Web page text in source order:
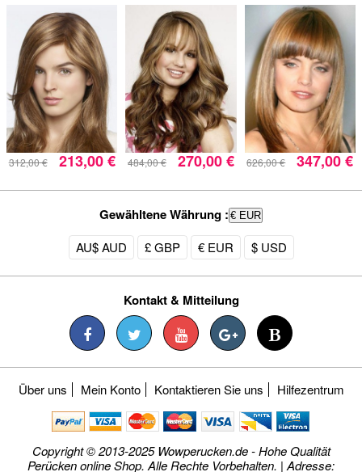
312,00 € 213,00 € 484,00 € 270,00 € 626,00 € 347,00 €
Gewähltene Währung : € EUR
AU$ AUD £ GBP € EUR $ USD
Kontakt & Mitteilung
Über uns Mein Konto Kontaktieren Sie uns Hilfezentrum
Copyright © 2013-2025 Wowperucken.de - Hohe Qualität
Perücken online Shop. Alle Rechte Vorbehalten. | Adresse: